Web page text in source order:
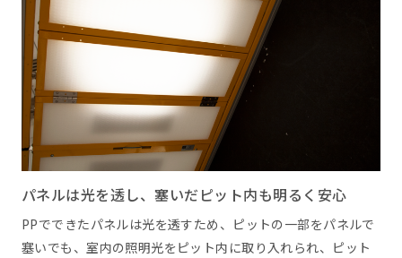
パネルは光を透し、塞いだピット内も明るく安心
PPでできたパネルは光を透すため、ピットの一部をパネルで
塞いでも、室内の照明光をピット内に取り入れられ、ピット